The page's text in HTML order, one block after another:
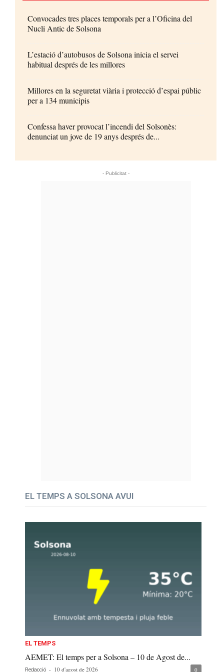
Convocades tres places temporals per a l’Oficina del
Nucli Antic de Solsona
L’estació d’autobusos de Solsona inicia el servei
habitual després de les millores
Millores en la seguretat viària i protecció d’espai públic
per a 134 municipis
Confessa haver provocat l’incendi del Solsonès:
denunciat un jove de 19 anys després de...
- Publicitat -
EL TEMPS A SOLSONA AVUI
EL TEMPS
AEMET: El temps per a Solsona – 10 de Agost de...
Redacció - 10 d'agost de 2026 0